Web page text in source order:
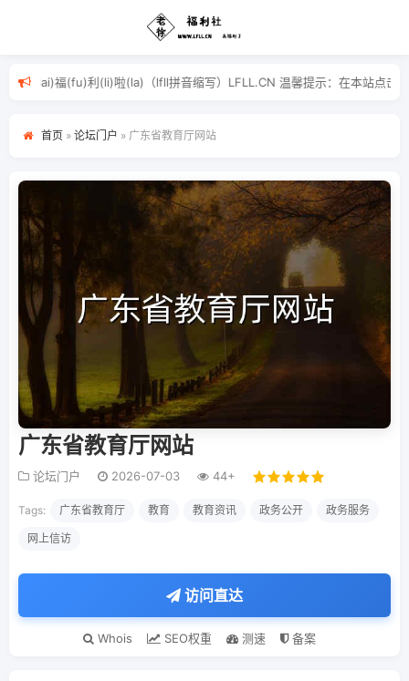
来(lai)福(fu)利(li)啦(la)（lfll拼音缩写）LFLL.CN 温馨提示：在本站点击
首页 » 论坛门户 » 广东省教育厅网站
广东省教育厅网站
论坛门户 2026-07-03 44+
Tags: 广东省教育厅 教育 教育资讯 政务公开 政务服务
网上信访
访问直达
Whois SEO权重 测速 备案